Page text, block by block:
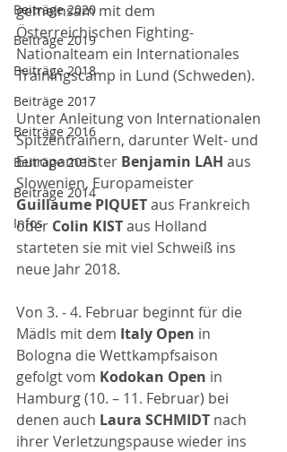
Beiträge 2020
Beiträge 2019
Beiträge 2018
Beiträge 2017
Beiträge 2016
Beiträge 2015
Beiträge 2014
Infos
gemeinsam mit dem
Österreichischen Fighting-
Nationalteam ein Internationales
Trainingscamp in Lund (Schweden).
Unter Anleitung von Internationalen
Spitzentrainern, darunter Welt- und
Europameister Benjamin LAH aus
Slowenien, Europameister
Guillaume PIQUET aus Frankreich
oder Colin KIST aus Holland
starteten sie mit viel Schweiß ins
neue Jahr 2018.
Von 3. - 4. Februar beginnt für die
Mädls mit dem Italy Open in
Bologna die Wettkampfsaison
gefolgt vom Kodokan Open in
Hamburg (10. – 11. Februar) bei
denen auch Laura SCHMIDT nach
ihrer Verletzungspause wieder ins